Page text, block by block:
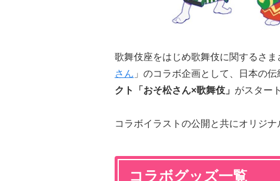
歌舞伎座をはじめ歌舞伎に関するさ
さん 」のコラボ企画として、日本の
クト「おそ松さん×歌舞伎」 がスター
コラボイラストの公開と共にオリジ
コラボグッズ一覧